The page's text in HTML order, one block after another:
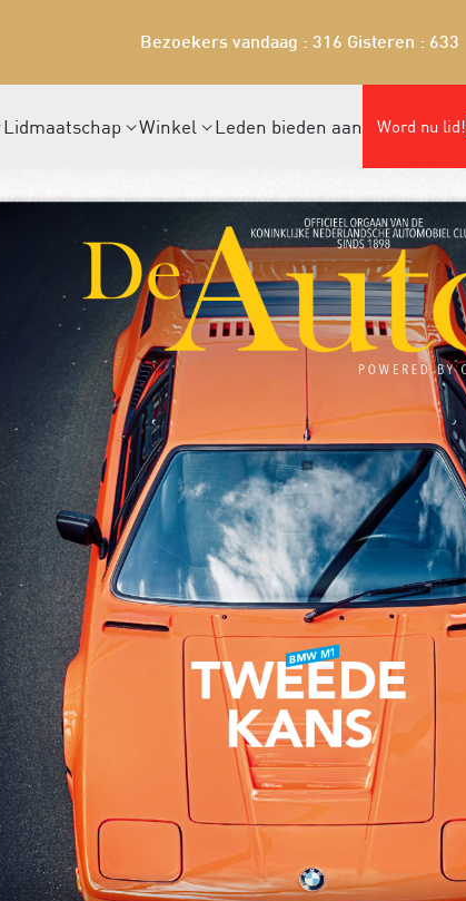
Bezoekers vandaag : 316 Gisteren : 633
Lidmaatschap Winkel Leden bieden aan Word nu lid!